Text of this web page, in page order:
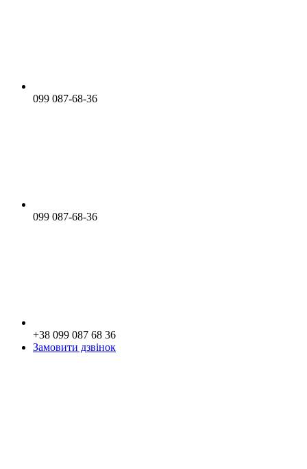
099 087-68-36
099 087-68-36
+38 099 087 68 36
Замовити дзвінок